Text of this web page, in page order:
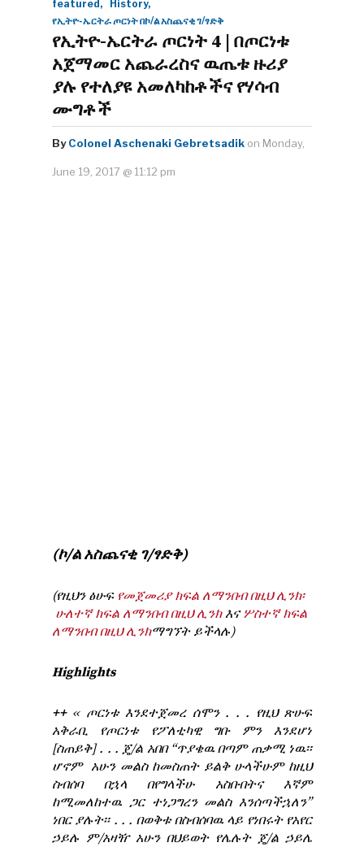
featured,
History,
የኢትዮ-ኤርትራ ጦርነት በኮ/ል አስጨናቂ ገ/ፃድቅ
የኢትዮ-ኤርትራ ጦርነት 4 | በጦርነቱ
አጀማመር አጨራረስና ዉጤቱ ዙሪያ
ያሉ የተለያዩ አመለካከቶችና የሃሳብ
ሙግቶች
By Colonel Aschenaki Gebretsadik on Monday,
June 19, 2017 @ 11:12 pm
(ኮ/ል አስጨናቂ ገ/ፃድቅ)
(የዚህን ፅሁፍ የመጀመሪያ ክፍል ለማንበብ በዚህ ሊንክ፡
ሁለተኛ ክፍል ለማንበብ በዚህ ሊንክእናሦስተኛ ክፍል
ለማንበብ በዚህ ሊንክማግኘት ይችላሉ)
Highlights
++‹‹ ጦርነቱ እንደተጀመረ ሰሞን . . . የዚህ ጽሁፍ
አቅራቢ የጦርነቱ የፖለቲካዊ ግቡ ምን እንደሆነ
[ስጠይቅ] . . . ጄ/ል አበበ “ጥያቄዉ በጣም ጠቃሚ ነዉ፡፡
ሆኖም አሁን መልስ ከመስጠት ይልቅ ሁላችሁም ከዚህ
ስብሰባ በኋላ በየግላችሁ አስቡበትና እኛም
ከሚመለከተዉ ጋር ተነጋግረን መልስ እንሰጣችኋለን”
ነበር ያሉት፡፡ . . . በወቅቱ በስብሰባዉ ላይ የነበሩት የአየር
ኃይሉ ም/አዛዥ አሁን በህይወት የሌሉት ጄ/ል ኃይሌ